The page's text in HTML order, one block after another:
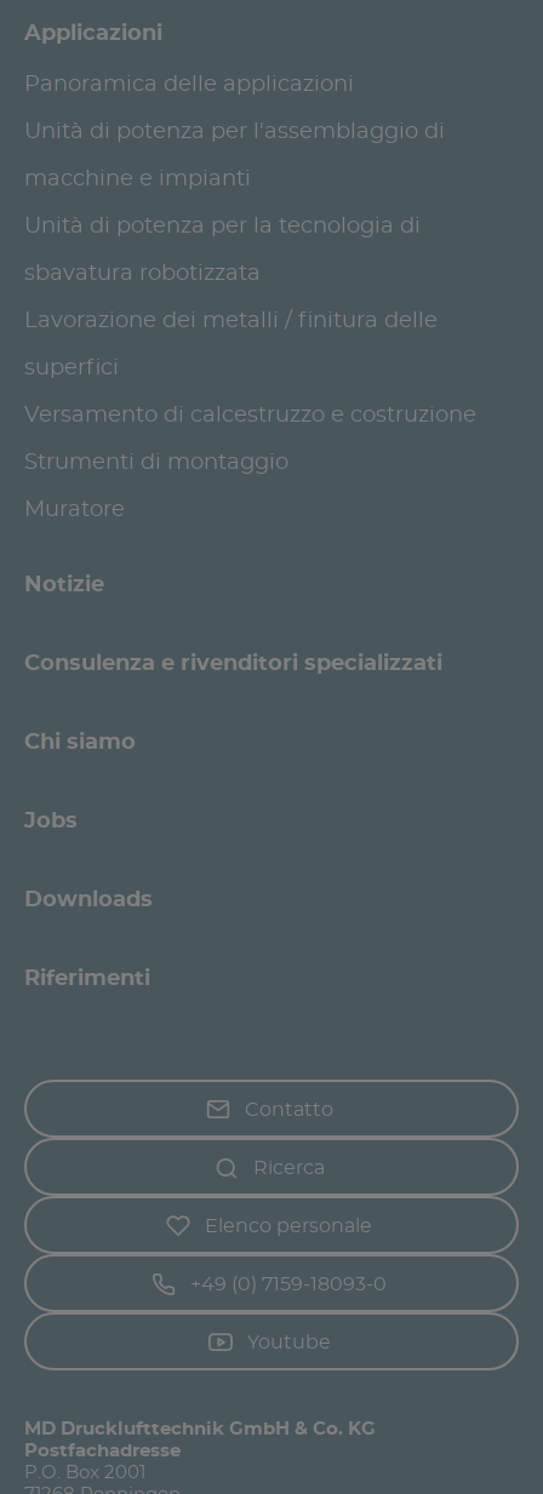
Applicazioni
Panoramica delle applicazioni
Unità di potenza per l'assemblaggio di
macchine e impianti
Unità di potenza per la tecnologia di
sbavatura robotizzata
Lavorazione dei metalli / finitura delle
superfici
Versamento di calcestruzzo e costruzione
Strumenti di montaggio
Muratore
Notizie
Consulenza e rivenditori specializzati
Chi siamo
Jobs
Downloads
Riferimenti
Contatto
Ricerca
Elenco personale
+49 (0) 7159-18093-0
Youtube
MD Drucklufttechnik GmbH & Co. KG
Postfachadresse
P.O. Box 2001